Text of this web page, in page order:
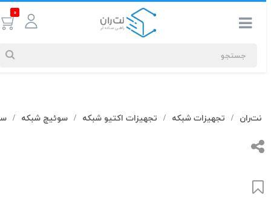
0
جستجوهای
شما
#کابل شبکه
بیشترین
جستجوهای
نت‌ران تجهیزات شبکه تجهیزات اکتیو شبکه سوئیچ شبکه